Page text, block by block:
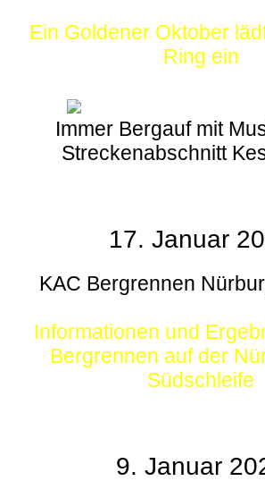
Ein Goldener Oktober
Ring ein
Immer Bergauf mit
Streckenabschnitt
17. Januar
KAC Bergrennen
Informationen und
Bergrennen auf der
Südschleife
9. Januar